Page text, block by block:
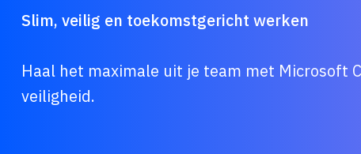
Slim, veilig en toekomstgericht werken
Haal het maximale uit je team met Microsoft
veiligheid.